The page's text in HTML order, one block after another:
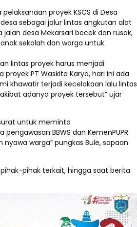
proyek KSCS di Desa
sebagai jalur lintas angkutan alat
desa Mekarsari becek dan rusak,
sekolah dan warga untuk
lintas proyek harus menjadi
PT Waskita Karya, hari ini ada
khawatir terjadi kecelakaan lalu lintas
adanya proyek tersebut” ujar
untuk meminta
BBWS dan KemenPUPR
warga” pungkas Bule, sapaan
pihak terkait, hingga saat berita